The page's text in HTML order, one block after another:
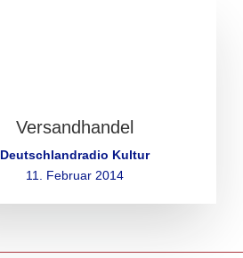
Versandhandel
Deutschlandradio Kultur
11. Februar 2014